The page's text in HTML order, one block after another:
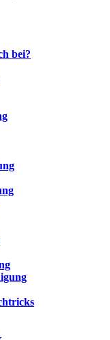
bei?